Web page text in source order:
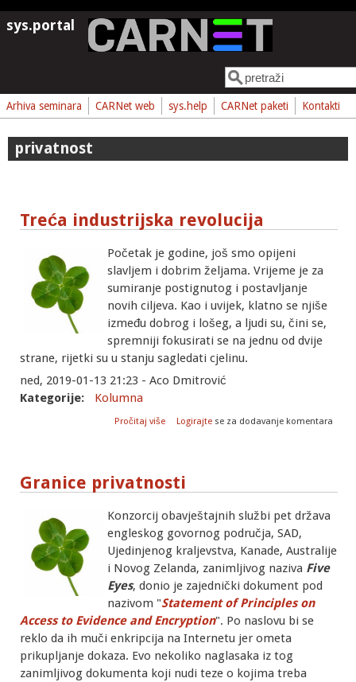
Skoči na glavni sadržaj
sys.portal
Obrazac pretrage
Pretraga
Arhiva seminara CARNet web sys.help CARNet paketi Kontakti
privatnost
Treća industrijska revolucija
Početak je godine, još smo opijeni
slavljem i dobrim željama. Vrijeme je za
sumiranje postignutog i postavljanje
novih ciljeva. Kao i uvijek, klatno se njiše
između dobrog i lošeg, a ljudi su, čini se,
spremniji fokusirati se na jednu od dvije
strane, rijetki su u stanju sagledati cjelinu.
ned, 2019-01-13 21:23 - Aco Dmitrović
Kategorije:
Kolumna
Pročitaj više o Treća industrijska revolucija
Logirajte se za dodavanje komentara
Granice privatnosti
Konzorcij obavještajnih službi pet država
engleskog govornog područja, SAD,
Ujedinjenog kraljevstva, Kanade, Australije
i Novog Zelanda, zanimljivog naziva Five
Eyes, donio je zajednički dokument pod
nazivom "Statement of Principles on
Access to Evidence and Encryption". Po naslovu bi se
reklo da ih muči enkripcija na Internetu jer ometa
prikupljanje dokaza. Evo nekoliko naglasaka iz tog
zanimljivog dokumenta koji nudi teze o kojima treba